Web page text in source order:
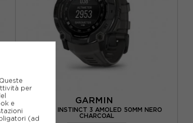
GARMIN
GARMIN INSTINCT 3 AMOLED 50MM NERO
CHARCOAL
per
e
(ad